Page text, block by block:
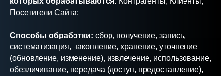
Посетители Сайта;
Способы обработки: сбор, получение, запись,
систематизация, накопление, хранение, уточнение
(обновление, изменение), извлечение, использование,
обезличивание, передача (доступ, предоставление),